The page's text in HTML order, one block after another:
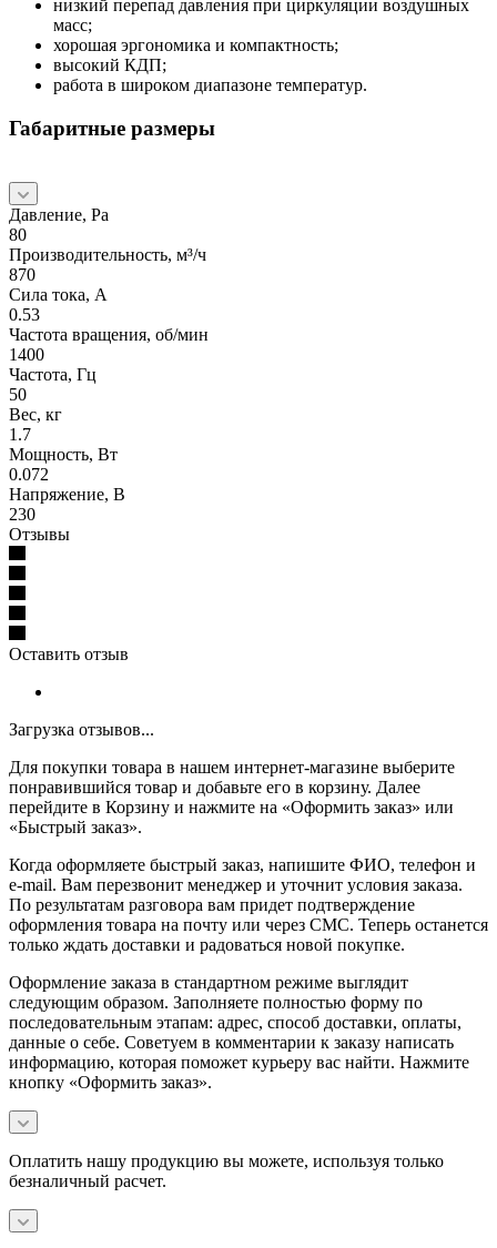
низкий перепад давления при циркуляции воздушных
масс;
хорошая эргономика и компактность;
высокий КДП;
работа в широком диапазоне температур.
Габаритные размеры
Давление, Pa
80
Производительность, м³/ч
870
Сила тока, А
0.53
Частота вращения, об/мин
1400
Частота, Гц
50
Вес, кг
1.7
Мощность, Вт
0.072
Напряжение, В
230
Отзывы
Оставить отзыв
Загрузка отзывов...
Для покупки товара в нашем интернет-магазине выберите
понравившийся товар и добавьте его в корзину. Далее
перейдите в Корзину и нажмите на «Оформить заказ» или
«Быстрый заказ».
Когда оформляете быстрый заказ, напишите ФИО, телефон и
e-mail. Вам перезвонит менеджер и уточнит условия заказа.
По результатам разговора вам придет подтверждение
оформления товара на почту или через СМС. Теперь останется
только ждать доставки и радоваться новой покупке.
Оформление заказа в стандартном режиме выглядит
следующим образом. Заполняете полностью форму по
последовательным этапам: адрес, способ доставки, оплаты,
данные о себе. Советуем в комментарии к заказу написать
информацию, которая поможет курьеру вас найти. Нажмите
кнопку «Оформить заказ».
Оплатить нашу продукцию вы можете, используя только
безналичный расчет.